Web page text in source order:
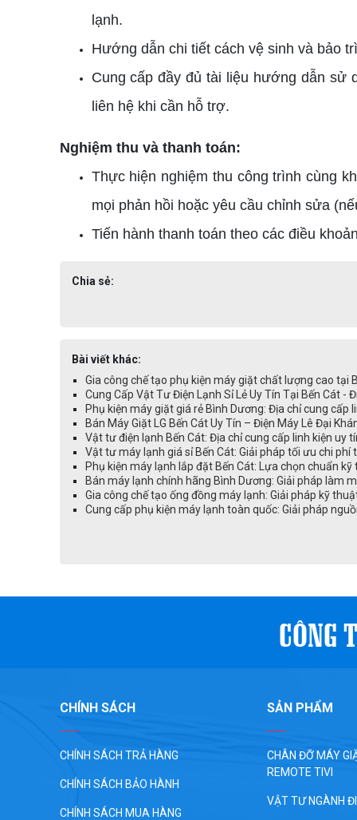
lạnh.
Hướng dẫn chi tiết cách vệ sinh và bảo
Cung cấp đầy đủ tài liệu hướng dẫn sử
liên hệ khi cần hỗ trợ.
Nghiệm thu và thanh toán:
Thực hiện nghiệm thu công trình cùng
mọi phản hồi hoặc yêu cầu chỉnh sửa
Tiến hành thanh toán theo các điều
Chia sẻ:
Bài viết khác:
Gia công chế tạo phụ kiện máy giặt chất lượng cao tại
Cung Cấp Vật Tư Điện Lạnh Sỉ Lẻ Uy Tín Tại Bến Cát
Phụ kiện máy giặt giá rẻ Bình Dương: Địa chỉ cung
Bán Máy Giặt LG Bến Cát Uy Tín – Điện Máy Lê Đại
Vật tư điện lạnh Bến Cát: Địa chỉ cung cấp linh kiện uy
Vật tư máy lạnh giá sỉ Bến Cát: Giải pháp tối ưu chi
Phụ kiện máy lạnh lắp đặt Bến Cát: Lựa chọn chuẩn
Bán máy lạnh chính hãng Bình Dương: Giải pháp làm
Gia công chế tạo ống đồng máy lạnh: Giải pháp kỹ
Cung cấp phụ kiện máy lạnh toàn quốc: Giải pháp
CÔNG
CHÍNH SÁCH
CHÍNH SÁCH TRẢ HÀNG
CHÍNH SÁCH BẢO HÀNH
CHÍNH SÁCH MUA HÀNG
SẢN PHẨM
CHÂN ĐỠ MÁY
REMOTE TIVI
VẬT TƯ NGÀNH